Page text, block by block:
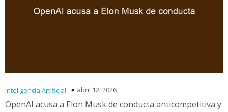
Inteligencia Artificial abril 12, 2026
OpenAI acusa a Elon Musk de conducta anticompetitiva y